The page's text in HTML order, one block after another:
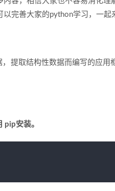
以完善大家的python学习，一起
，提取结构性数据而编写的应
pip安装。